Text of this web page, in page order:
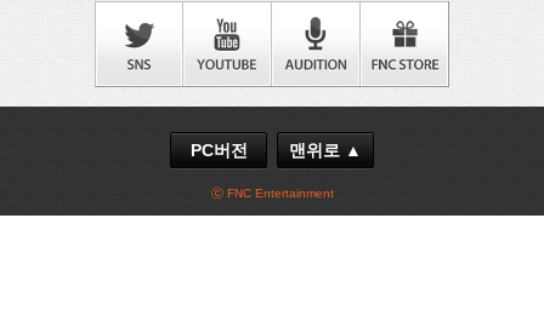
PC버전 맨위로 ▲
ⓒ FNC Entertainment